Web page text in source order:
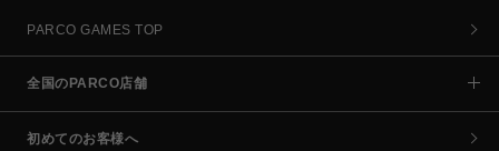
PARCO GAMES TOP
全国のPARCO店舗
初めてのお客様へ